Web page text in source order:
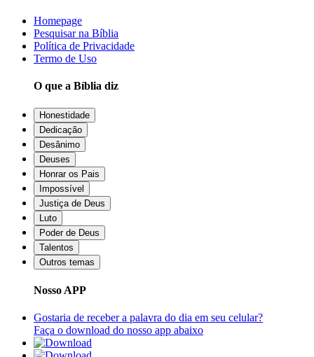
Homepage
Pesquisar na Bíblia
Política de Privacidade
Termo de Uso
O que a Bíblia diz
Honestidade
Dedicação
Desânimo
Deuses
Honrar os Pais
Impossível
Justiça de Deus
Luto
Poder de Deus
Talentos
Outros temas
Nosso APP
Gostaria de receber a palavra do dia em seu celular?
Faça o download do nosso app abaixo